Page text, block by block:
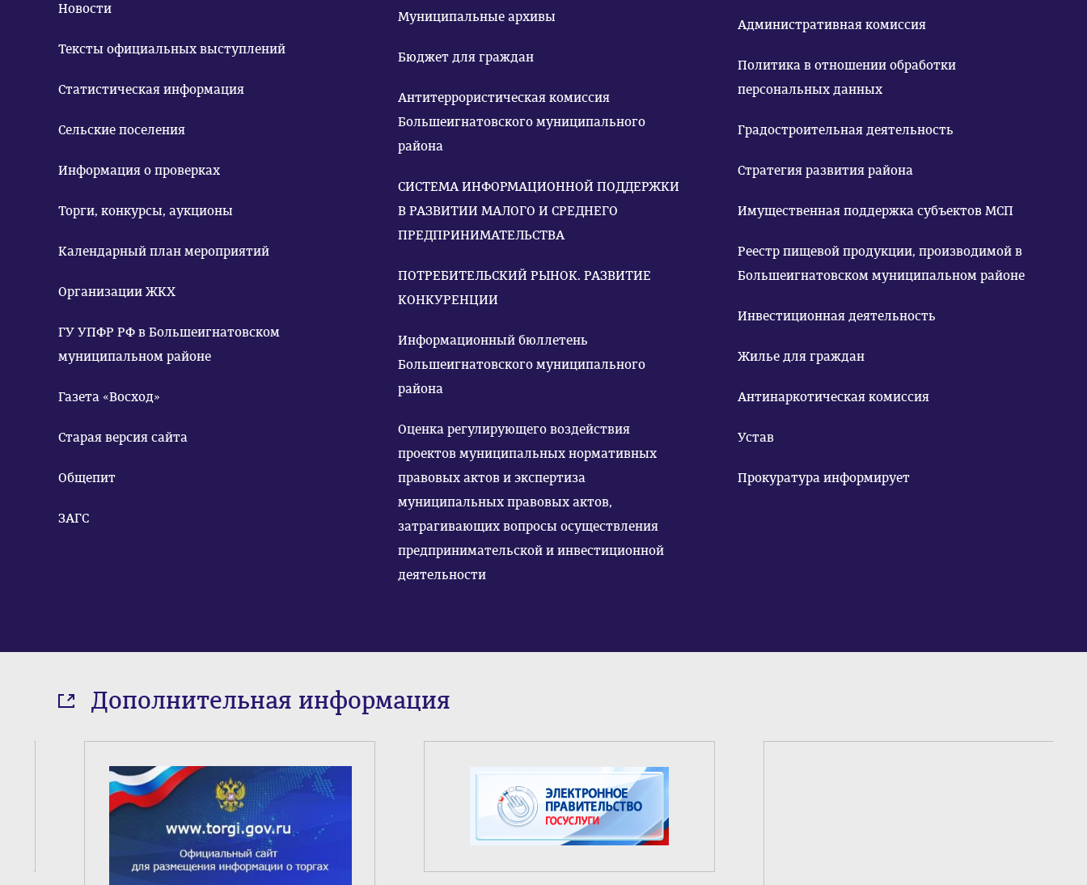
Новости
Тексты официальных выступлений
Статистическая информация
Сельские поселения
Информация о проверках
Торги, конкурсы, аукционы
Календарный план мероприятий
Организации ЖКХ
ГУ УПФР РФ в Большеигнатовском
муниципальном районе
Газета «Восход»
Старая версия сайта
Общепит
ЗАГС
Муниципальные архивы
Бюджет для граждан
Антитеррористическая комиссия
Большеигнатовского муниципального
района
СИСТЕМА ИНФОРМАЦИОННОЙ ПОДДЕРЖКИ
В РАЗВИТИИ МАЛОГО И СРЕДНЕГО
ПРЕДПРИНИМАТЕЛЬСТВА
ПОТРЕБИТЕЛЬСКИЙ РЫНОК. РАЗВИТИЕ
КОНКУРЕНЦИИ
Информационный бюллетень
Большеигнатовского муниципального
района
Оценка регулирующего воздействия
проектов муниципальных нормативных
правовых актов и экспертиза
муниципальных правовых актов,
затрагивающих вопросы осуществления
предпринимательской и инвестиционной
деятельности
Административная комиссия
Политика в отношении обработки
персональных данных
Градостроительная деятельность
Стратегия развития района
Имущественная поддержка субъектов МСП
Реестр пищевой продукции, производимой в
Большеигнатовском муниципальном районе
Инвестиционная деятельность
Жилье для граждан
Антинаркотическая комиссия
Устав
Прокуратура информирует
Дополнительная информация